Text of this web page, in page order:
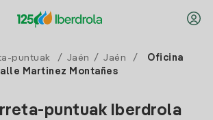
puntuak / Jaén / Jaén /
Oficina
Martinez Montañes
puntuak Iberdrola